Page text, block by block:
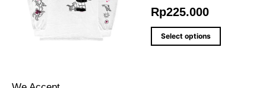
Rp225.000
Select options